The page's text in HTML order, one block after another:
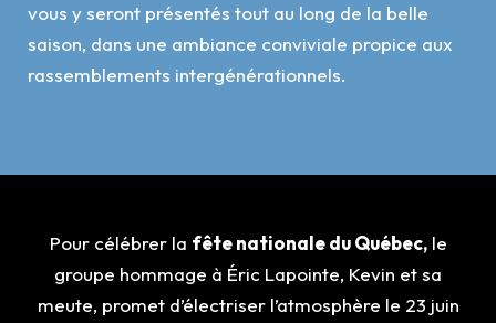
vous y seront présentés tout au long de la belle
saison, dans une ambiance conviviale propice aux
rassemblements intergénérationnels.
Pour célébrer la fête nationale du Québec,le
groupe hommage à Éric Lapointe, Kevin et sa
meute, promet d’électriser l’atmosphère le 23 juin